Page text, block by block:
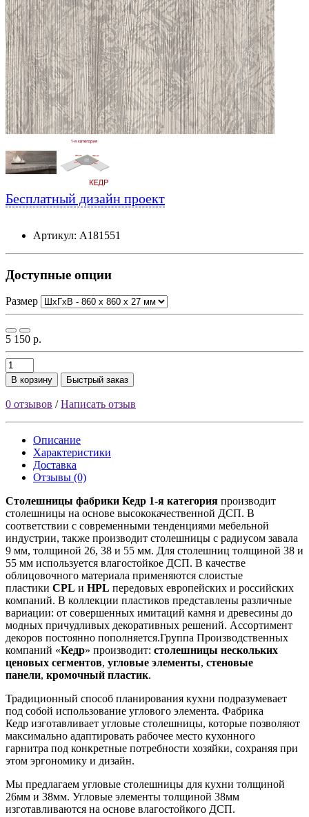
Бесплатный дизайн проект
Артикул: А181551
Доступные опции
Размер
5 150 р.
В корзину Быстрый заказ
0 отзывов /Написать отзыв
Описание
Характеристики
Доставка
Отзывы (0)
Столешницы фабрики Кедр 1-я категория производит
столешницы на основе высококачественной ДСП. В
соответствии с современными тенденциями мебельной
индустрии, также производит столешницы с радиусом завала
9 мм, толщиной 26, 38 и 55 мм. Для столешниц толщиной 38 и
55 мм используется влагостойкое ДСП. В качестве
облицовочного материала применяются слоистые
пластики CPL и HPL передовых европейских и российских
компаний. В коллекции пластиков представлены различные
вариации: от совершенных имитаций камня и древесины до
модных причудливых декоративных решений. Ассортимент
декоров постоянно пополняется.Группа Производственных
компаний «Кедр» производит: столешницы нескольких
ценовых сегментов, угловые элементы, стеновые
панели, кромочный пластик.
Традиционный способ планирования кухни подразумевает
под собой использование углового элемента. Фабрика
Кедр изготавливает угловые столешницы, которые позволяют
максимально адаптировать рабочее место кухонного
гарнитра под конкретные потребности хозяйки, сохраняя при
этом эргономику и дизайн.
Мы предлагаем угловые столешницы для кухни толщиной
26мм и 38мм. Угловые элементы толщиной 38мм
изготавливаются на основе влагостойкого ДСП.